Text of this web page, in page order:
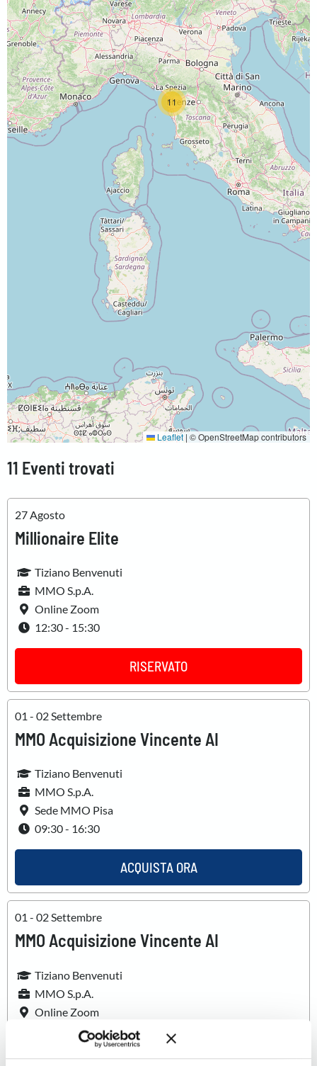
11
Leaflet | © OpenStreetMap contributors
11 Eventi trovati
27 Agosto
Millionaire Elite
Tiziano Benvenuti
MMO S.p.A.
Online Zoom
12:30 - 15:30
RISERVATO
01 - 02 Settembre
MMO Acquisizione Vincente AI
Tiziano Benvenuti
MMO S.p.A.
Sede MMO Pisa
09:30 - 16:30
ACQUISTA ORA
01 - 02 Settembre
MMO Acquisizione Vincente AI
Tiziano Benvenuti
MMO S.p.A.
Online Zoom
09:30 - 16:30